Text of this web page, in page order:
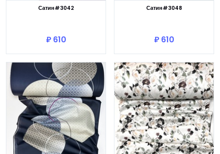
Сатин#3042
₽ 610
Сатин#3048
₽ 610